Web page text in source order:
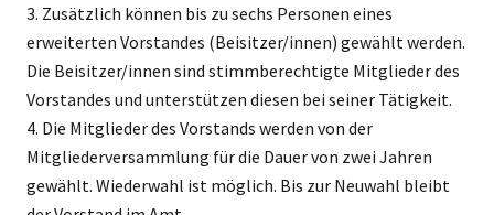
3. Zusätzlich können bis zu sechs Personen eines
erweiterten Vorstandes (Beisitzer/innen) gewählt werden.
Die Beisitzer/innen sind stimmberechtigte Mitglieder des
Vorstandes und unterstützen diesen bei seiner Tätigkeit.
4. Die Mitglieder des Vorstands werden von der
Mitgliederversammlung für die Dauer von zwei Jahren
gewählt. Wiederwahl ist möglich. Bis zur Neuwahl bleibt